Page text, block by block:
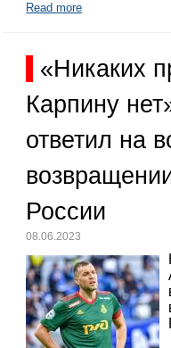
Read more
«Никаких
Карпину
ответил на
России
08.06.2023